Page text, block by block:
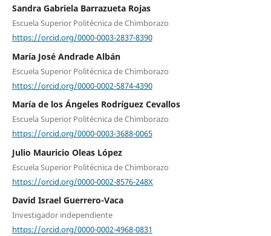
Sandra Gabriela Barrazueta Rojas
Escuela Superior Politécnica de Chimborazo
https://orcid.org/0000-0003-2837-8390
María José Andrade Albán
Escuela Superior Politécnica de Chimborazo
https://orcid.org/0000-0002-5874-4390
María de los Ángeles Rodríguez Cevallos
Escuela Superior Politécnica de Chimborazo
https://orcid.org/0000-0003-3688-0065
Julio Mauricio Oleas López
Escuela Superior Politécnica de Chimborazo
https://orcid.org/0000-0002-8576-248X
David Israel Guerrero-Vaca
Investigador independiente
https://orcid.org/0000-0002-4968-0831